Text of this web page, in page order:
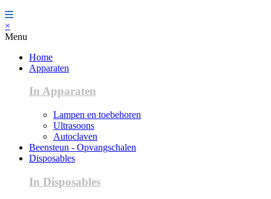
×
Menu
Home
Apparaten
In Apparaten
Lampen en toebehoren
Ultrasoons
Autoclaven
Beensteun - Opvangschalen
Disposables
In Disposables